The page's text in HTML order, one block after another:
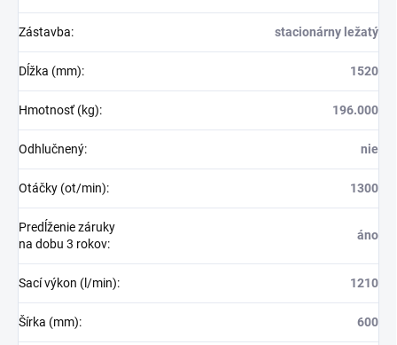
Zástavba: stacionárny ležatý
Dĺžka (mm): 1520
Hmotnosť (kg): 196.000
Odhlučnený: nie
Otáčky (ot/min): 1300
Predĺženie záruky
na dobu 3 rokov:
áno
Sací výkon (l/min): 1210
Šírka (mm): 600